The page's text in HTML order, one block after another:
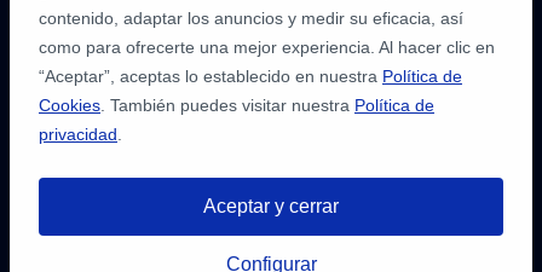
Clases de física online
Clases de química online
Clases de programación online
contenido, adaptar los anuncios y medir su eficacia, así
como para ofrecerte una mejor experiencia. Al hacer clic en
“Aceptar”, aceptas lo establecido en nuestra Política de
Cookies . También puedes visitar nuestra Política de
privacidad
Aceptar y cerrar
Configurar